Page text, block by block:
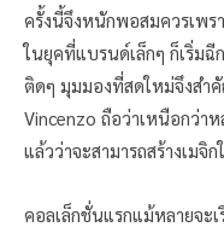
ครั้งนี้จึงหนักพอสมควรเพร
ในยุคที่แบรนด์เล็กๆ ก็เริ่มฉี
ติดๆ มุมมองที่สดใหม่จึงส
Vincenzo ถือว่าเหนือกว่า
แล้วว่าจะสามารถสร้างเม
คอลเล็กชั่นแรกแม้หลายจะ